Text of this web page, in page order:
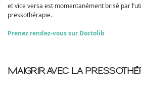
et vice versa est momentanément brisé par
pressothérapie.
Prenez rendez-vous sur Doctolib
MAIGRIR AVEC LA